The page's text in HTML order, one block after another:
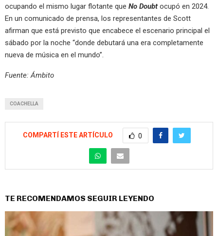
ocupando el mismo lugar flotante que No Doubt ocupó en 2024.
En un comunicado de prensa, los representantes de Scott
afirman que está previsto que encabece el escenario principal el
sábado por la noche “donde debutará una era completamente
nueva de música en el mundo”.
Fuente: Ámbito
COACHELLA
COMPARTÍ ESTE ARTÍCULO 0
TE RECOMENDAMOS SEGUIR LEYENDO